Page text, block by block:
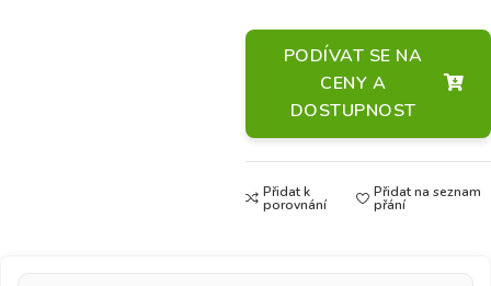
PODÍVAT SE NA
CENY A
DOSTUPNOST
Přidat k
porovnání
Přidat na seznam
přání